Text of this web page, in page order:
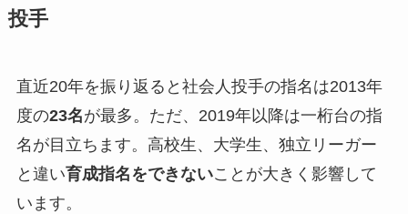
投手
直近20年を振り返ると社会人投手の指名は2013年
度の23名が最多。ただ、2019年以降は一桁台の指
名が目立ちます。高校生、大学生、独立リーガー
と違い育成指名をできないことが大きく影響して
います。